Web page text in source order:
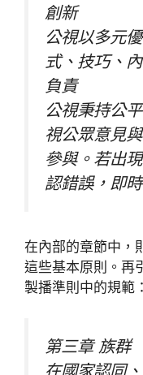
創新
公視以多元
式、技巧、
負責
公視秉持公
視公眾意見
參與。若出
認錯誤，即
在內部的章節中，
這些基本原則。再
製播準則中的規範：
第三章 族群
在國家認同